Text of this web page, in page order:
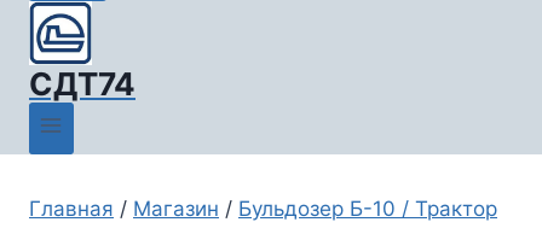
СДТ74
Главная / Магазин / Бульдозер Б-10 / Трактор